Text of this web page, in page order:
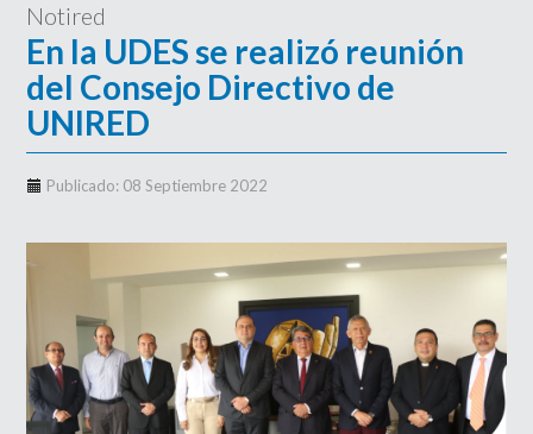
Notired
En la UDES se realizó reunión
del Consejo Directivo de
UNIRED
Publicado: 08 Septiembre 2022